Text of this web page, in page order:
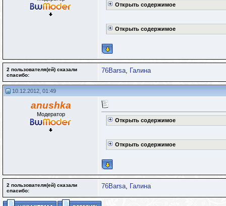
Открыть содержимое
Открыть содержимое
2 пользователя(ей) сказали
cпасибо:
76Barsa, Галина
10.12.2012, 01:49
anushka
Модератор
Открыть содержимое
Открыть содержимое
2 пользователя(ей) сказали
cпасибо:
76Barsa, Галина